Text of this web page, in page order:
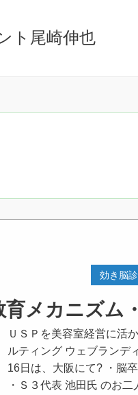
ト尾崎伸也
効き脳
メカニズム
ＵＳＰを美容室経営に活
ルティング ウェブラン
16日は、大阪にて? ・脳
・Ｓ３代表 池田氏 のお